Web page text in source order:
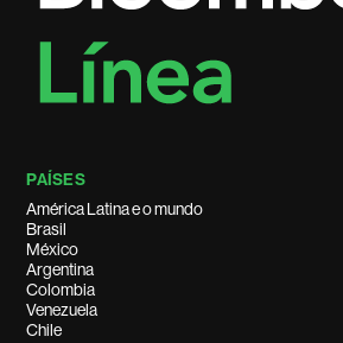
PAÍSES
América Latina e o mundo
Brasil
México
Argentina
Colombia
Venezuela
Chile